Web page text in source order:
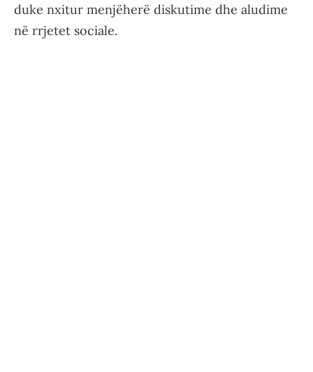
duke nxitur menjëherë diskutime dhe aludime
në rrjetet sociale.